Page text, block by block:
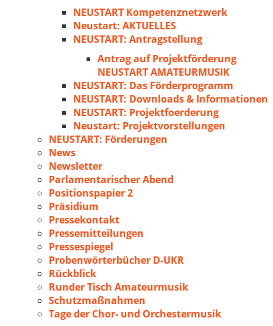
NEUSTART Kompetenznetzwerk
Neustart: AKTUELLES
NEUSTART: Antragstellung
Antrag auf Projektförderung
NEUSTART AMATEURMUSIK
NEUSTART: Das Förderprogramm
NEUSTART: Downloads & Informationen
NEUSTART: Projektfoerderung
Neustart: Projektvorstellungen
NEUSTART: Förderungen
News
Newsletter
Parlamentarischer Abend
Positionspapier 2
Präsidium
Pressekontakt
Pressemitteilungen
Pressespiegel
Probenwörterbücher D-UKR
Rückblick
Runder Tisch Amateurmusik
Schutzmaßnahmen
Tage der Chor- und Orchestermusik